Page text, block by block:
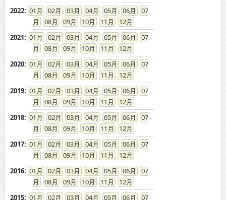
2022: 01 02 03 04 05 06
07
08
09 10 11
12
2021: 01 02 03 04 05 06
07
08
09 10 11
12
2020: 01 02 03 04 05 06
07
08
09 10 11
12
2019: 01 02 03 04 05 06
07
08
09 10 11
12
2018: 01 02 03 04 05 06
07
08
09 10 11
12
2017: 01 02 03 04 05 06
07
08
09 10 11
12
2016: 01 02 03 04 05 06
07
08
09 10 11
12
2015: 01 02 03 04 05 06
07